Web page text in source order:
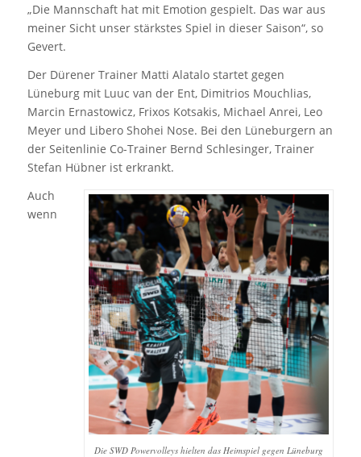
„Die Mannschaft hat mit Emotion gespielt. Das war aus
meiner Sicht unser stärkstes Spiel in dieser Saison“, so
Gevert.
Der Dürener Trainer Matti Alatalo startet gegen
Lüneburg mit Luuc van der Ent, Dimitrios Mouchlias,
Marcin Ernastowicz, Frixos Kotsakis, Michael Anrei, Leo
Meyer und Libero Shohei Nose. Bei den Lüneburgern an
der Seitenlinie Co-Trainer Bernd Schlesinger, Trainer
Stefan Hübner ist erkrankt.
Die SWD Powervolleys hielten das Heimspiel gegen Lüneburg
Auch
wenn